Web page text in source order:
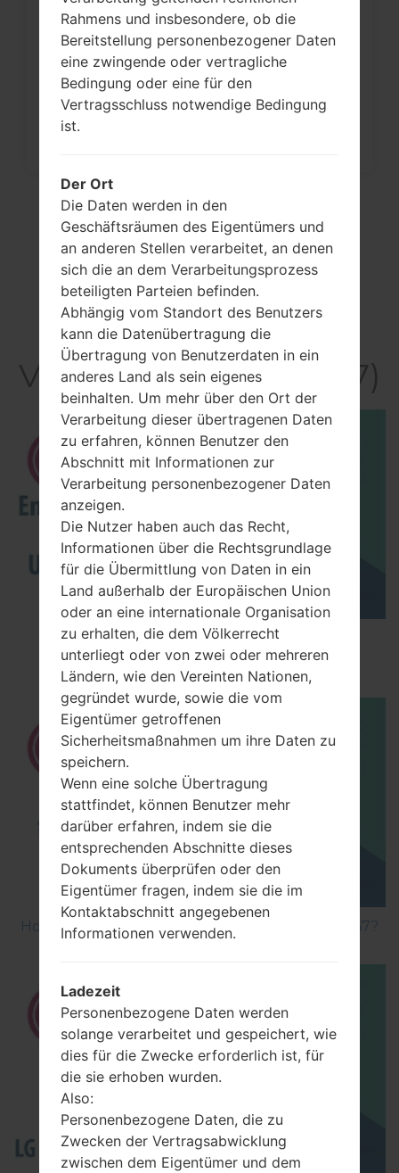
Wie kann man die
Werkseinstellungen durch Code au
LG...
Video LGS367(LGS367)
How to Enable Developer Options & USB
Debugging on LG ?
How to Factory Reset through menu on LG S367?
Rahmens und insbesondere, ob die
Bereitstellung personenbezogener Daten
eine zwingende oder vertragliche
Bedingung oder eine für den
Vertragsschluss notwendige Bedingung
ist.
Der Ort
Die Daten werden in den
Geschäftsräumen des Eigentümers und
an anderen Stellen verarbeitet, an denen
sich die an dem Verarbeitungsprozess
beteiligten Parteien befinden.
Abhängig vom Standort des Benutzers
kann die Datenübertragung die
Übertragung von Benutzerdaten in ein
anderes Land als sein eigenes
beinhalten. Um mehr über den Ort der
Verarbeitung dieser übertragenen Daten
zu erfahren, können Benutzer den
Abschnitt mit Informationen zur
Verarbeitung personenbezogener Daten
anzeigen.
Die Nutzer haben auch das Recht,
Informationen über die Rechtsgrundlage
für die Übermittlung von Daten in ein
Land außerhalb der Europäischen Union
oder an eine internationale Organisation
zu erhalten, die dem Völkerrecht
unterliegt oder von zwei oder mehreren
Ländern, wie den Vereinten Nationen,
gegründet wurde, sowie die vom
Eigentümer getroffenen
Sicherheitsmaßnahmen um ihre Daten zu
speichern.
Wenn eine solche Übertragung
stattfindet, können Benutzer mehr
darüber erfahren, indem sie die
entsprechenden Abschnitte dieses
Dokuments überprüfen oder den
Eigentümer fragen, indem sie die im
Kontaktabschnitt angegebenen
Informationen verwenden.
Ladezeit
Personenbezogene Daten werden
solange verarbeitet und gespeichert, wie
dies für die Zwecke erforderlich ist, für
die sie erhoben wurden.
Also:
Personenbezogene Daten, die zu
Zwecken der Vertragsabwicklung
zwischen dem Eigentümer und dem